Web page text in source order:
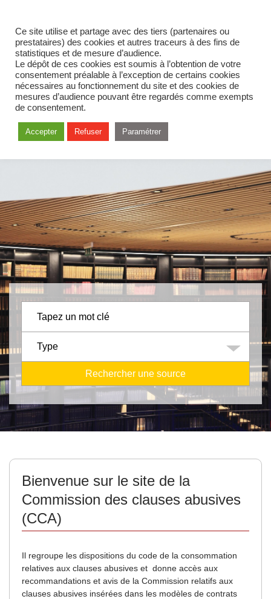
Bienvenue sur le site de la
Commission des clauses abusives
(CCA)
Il regroupe les dispositions du code de la consommation
relatives aux clauses abusives et donne accès aux
recommandations et avis de la Commission relatifs aux
clauses abusives insérées dans les modèles de contrats
Ce site utilise et partage avec des tiers (partenaires ou
prestataires) des cookies et autres traceurs à des fins de
statistiques et de mesure d’audience.
Le dépôt de ces cookies est soumis à l’obtention de votre
consentement préalable à l’exception de certains cookies
nécessaires au fonctionnement du site et des cookies de
mesures d’audience pouvant être regardés comme exempts
de consentement.
Accepter Refuser Paramétrer